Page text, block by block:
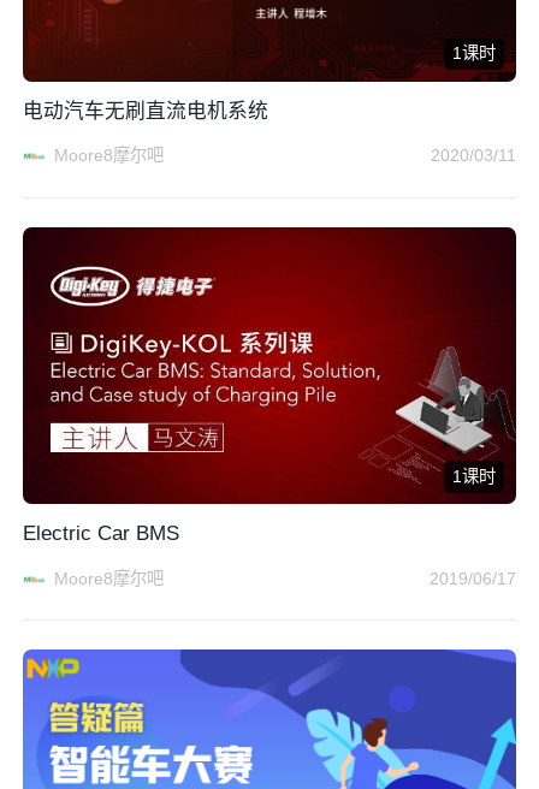
1课时
电动汽车无刷直流电机系统
Moore8摩尔吧 2020/03/11
1课时
Electric Car BMS
Moore8摩尔吧 2019/06/17